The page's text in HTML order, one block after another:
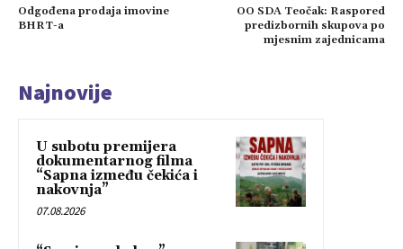
Odgođena prodaja imovine
BHRT-a
OO SDA Teočak: Raspored
predizbornih skupova po
mjesnim zajednicama
Najnovije
U subotu premijera
dokumentarnog filma
“Sapna između čekića i
nakovnja”
07.08.2026